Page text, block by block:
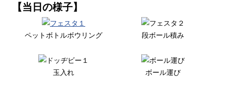
【当日の様子】
ペットボトルボウリング 段ボール積み
玉入れ ボール運び